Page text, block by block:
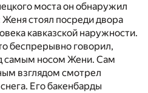
моста он обнаружил
стоял посреди двора
кавказской наружности.
беспрерывно говорил,
самым носом Жени. Сам
взглядом смотрел
Его бакенбарды